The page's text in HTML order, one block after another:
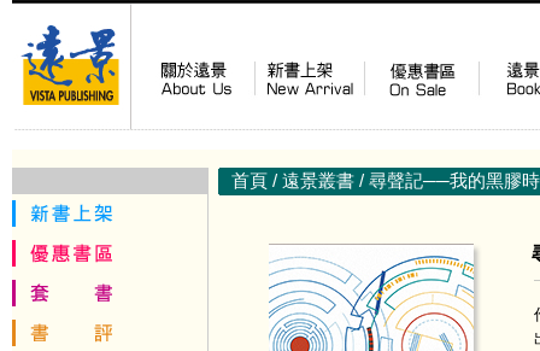
首頁 / 遠景叢書 / 尋聲記──我的黑膠